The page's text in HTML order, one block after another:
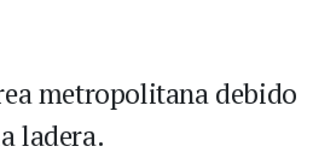
metropolitana debido
ladera.